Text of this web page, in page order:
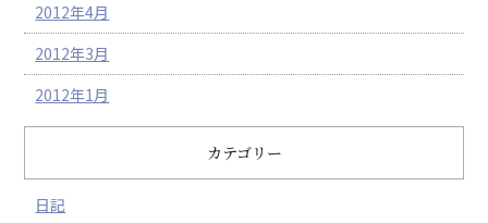
2012年4月
2012年3月
2012年1月
カテゴリー
日記